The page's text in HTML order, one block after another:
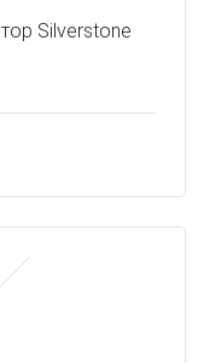
Silverstone